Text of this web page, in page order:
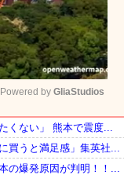
Mute
Powered by GliaStudios